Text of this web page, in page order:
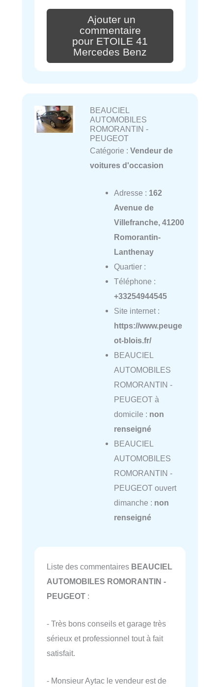
Ajouter un
commentaire
pour ETOILE 41
Mercedes Benz
BEAUCIEL
AUTOMOBILES
ROMORANTIN -
PEUGEOT
Catégorie : Vendeur de
voitures d'occasion
Adresse : 162
Avenue de
Villefranche, 41200
Romorantin-
Lanthenay
Quartier :
Téléphone :
+33254944545
Site internet :
https://www.peuge
ot-blois.fr/
BEAUCIEL
AUTOMOBILES
ROMORANTIN -
PEUGEOT à
domicile : non
renseigné
BEAUCIEL
AUTOMOBILES
ROMORANTIN -
PEUGEOT ouvert
dimanche : non
renseigné
Liste des commentaires BEAUCIEL
AUTOMOBILES ROMORANTIN -
PEUGEOT :
- Très bons conseils et garage très
sérieux et professionnel tout à fait
satisfait.
- Monsieur Aytac le vendeur est de